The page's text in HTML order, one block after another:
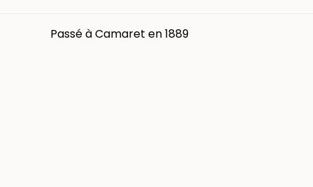
Passé à Camaret en 1889